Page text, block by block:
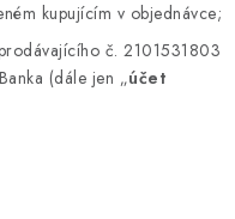
kupujícím v objednávce;
č. 2101531803
(dále jen „účet